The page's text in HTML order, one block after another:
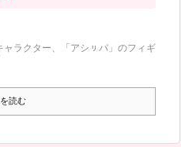
ャラクター、「アシㇼパ」のフィギ
読む